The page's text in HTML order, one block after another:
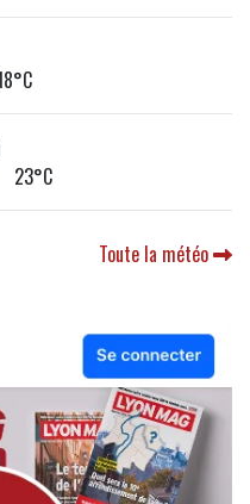
23°C
Toute la météo